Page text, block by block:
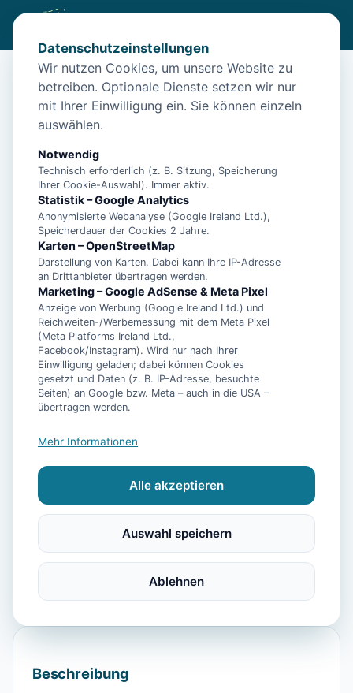
/Unterkünfte /Norden/Ferienwohnung\ in Norden
Ferienwohnung\ in Norden
Kühlschrank Garten
Herdplatte Backofen Toaster Internet
Kinderhochstuhl Parkmöglichkeit
Beschreibung
Datenschutzeinstellungen
Wir nutzen Cookies, um unsere Website zu
betreiben. Optionale Dienste setzen wir nur
mit Ihrer Einwilligung ein. Sie können einzeln
auswählen.
Notwendig
Technisch erforderlich (z. B. Sitzung, Speicherung
Ihrer Cookie-Auswahl). Immer aktiv.
Statistik – Google Analytics
Anonymisierte Webanalyse (Google Ireland Ltd.),
Speicherdauer der Cookies 2 Jahre.
Karten – OpenStreetMap
Darstellung von Karten. Dabei kann Ihre IP-Adresse
an Drittanbieter übertragen werden.
Marketing – Google AdSense & Meta Pixel
Anzeige von Werbung (Google Ireland Ltd.) und
Reichweiten-/Werbemessung mit dem Meta Pixel
(Meta Platforms Ireland Ltd.,
Facebook/Instagram). Wird nur nach Ihrer
Einwilligung geladen; dabei können Cookies
gesetzt und Daten (z. B. IP-Adresse, besuchte
Seiten) an Google bzw. Meta – auch in die USA –
übertragen werden.
Mehr Informationen
Alle akzeptieren
Auswahl speichern
Ablehnen